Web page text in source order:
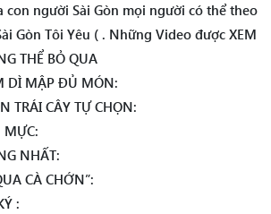
con người Sài Gòn mọi người có thể theo
Gòn Tôi Yêu ( . Những Video được XEM
THỂ BỎ QUA
DÌ MẬP ĐỦ MÓN:
TRÁI CÂY TỰ CHỌN:
MỰC:
NHẤT:
CÀ CHỚN”:
: